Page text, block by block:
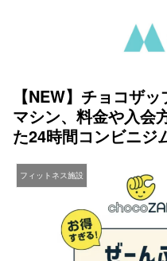
【NEW】チョコザ
マシン、料金や入会
た24時間コンビニジ
フィットネス施設